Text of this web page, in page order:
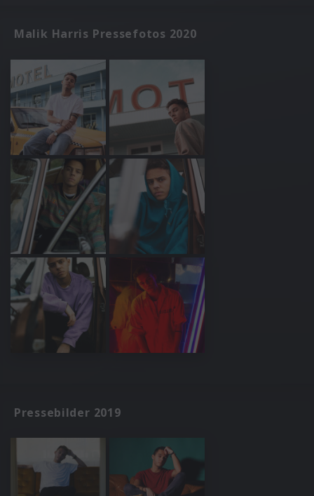
Malik Harris Pressefotos 2020
Pressebilder 2019